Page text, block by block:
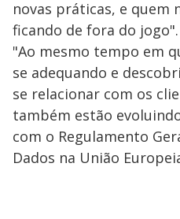
novas práticas, e quem
ficando de fora do jogo".
"Ao mesmo tempo em
se adequando e
se relacionar com os
também estão
com o Regulamento
Dados na União